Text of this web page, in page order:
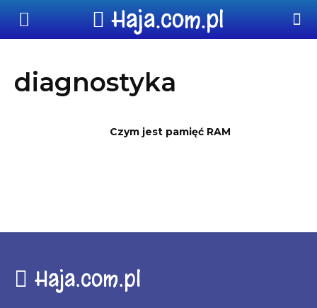
Haja.com.pl
diagnostyka
Czym jest pamięć RAM
Haja.com.pl